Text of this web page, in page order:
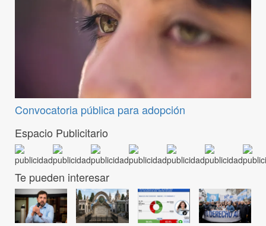
Convocatoria pública para adopción
Espacio Publicitario
Te pueden interesar